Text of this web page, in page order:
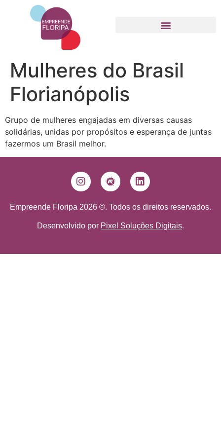
Mulheres do Brasil
Florianópolis
Grupo de mulheres engajadas em diversas causas
solidárias, unidas por propósitos e esperança de juntas
fazermos um Brasil melhor.
Empreende Floripa 2026 ©. Todos os direitos reservados.
Desenvolvido por Pixel Soluções Digitais.